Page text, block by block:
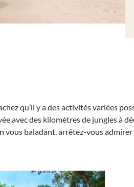
qu’il y a des activités variées
avec des kilomètres de jungles à
vous baladant, arrêtez-vous admirer